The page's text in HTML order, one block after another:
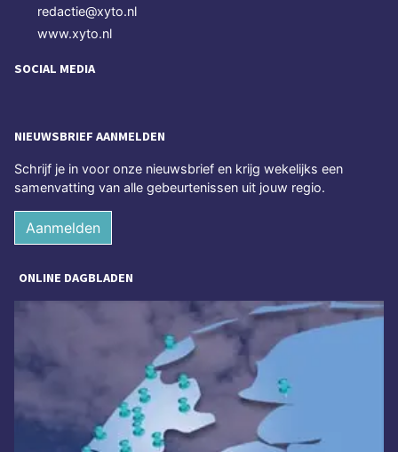
redactie@xyto.nl
www.xyto.nl
SOCIAL MEDIA
NIEUWSBRIEF AANMELDEN
Schrijf je in voor onze nieuwsbrief en krijg wekelijks een
samenvatting van alle gebeurtenissen uit jouw regio.
Aanmelden
ONLINE DAGBLADEN